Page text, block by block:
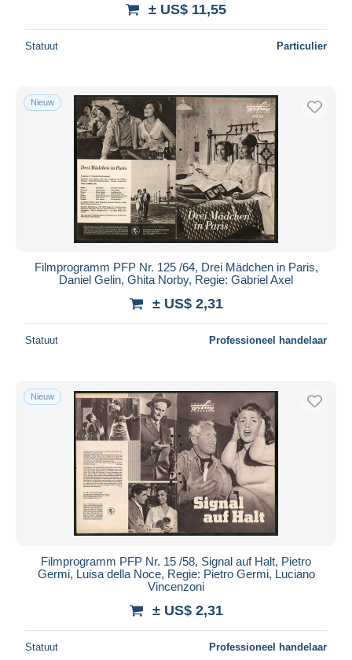
± US$ 11,55
Statuut Particulier
Nieuw
Filmprogramm PFP Nr. 125 /64, Drei Mädchen in Paris,
Daniel Gelin, Ghita Norby, Regie: Gabriel Axel
± US$ 2,31
Statuut Professioneel handelaar
Nieuw
Filmprogramm PFP Nr. 15 /58, Signal auf Halt, Pietro
Germi, Luisa della Noce, Regie: Pietro Germi, Luciano
Vincenzoni
± US$ 2,31
Statuut Professioneel handelaar